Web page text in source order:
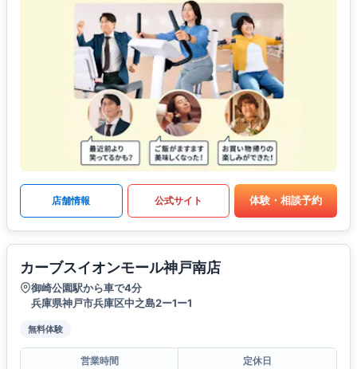
店舗情報 公式サイト 体験・相談予約
カーブスイオンモール神戸南店
御崎公園駅から車で4分
兵庫県神戸市兵庫区中之島2ー1ー1
無料体験
営業時間
定休日